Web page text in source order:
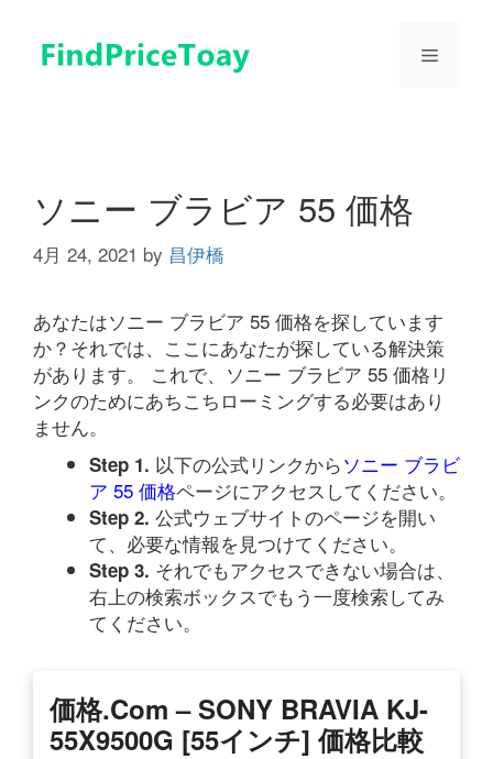
メ
ソニー ブラビア 55 価格
4月 24, 2021 by 昌伊橋
あなたはソニー ブラビア 55 価格を探しています
か？それでは、ここにあなたが探している解決策
があります。 これで、ソニー ブラビア 55 価格リ
ンクのためにあちこちローミングする必要はあり
ません。
Step 1. 以下の公式リンクからソニー ブラビ
ア 55 価格ページにアクセスしてください。
Step 2. 公式ウェブサイトのページを開い
て、必要な情報を見つけてください。
Step 3. それでもアクセスできない場合は、
右上の検索ボックスでもう一度検索してみ
てください。
価格.com – SONY BRAVIA KJ-
55X9500G [55インチ] 価格比較